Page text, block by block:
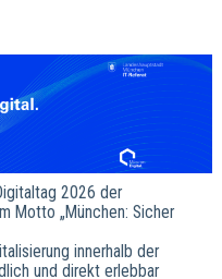
2026 der
Motto „München: Sicher
innerhalb der
und direkt erlebbar